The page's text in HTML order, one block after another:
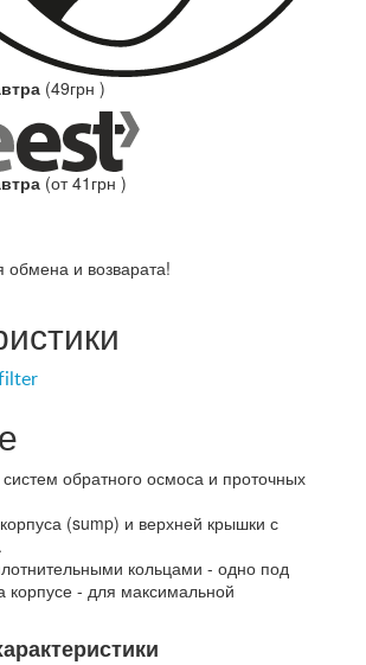
(49грн )
(от 41грн )
обмена и возварата!
обратного осмоса и проточных
(sump) и верхней крышки с
.
кольцами - одно под
корпусе - для максимальной